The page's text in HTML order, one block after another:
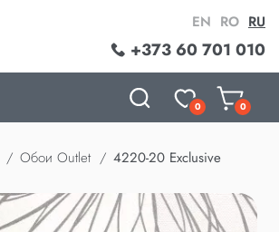
+373 60 701 010
EN RO RU
0 0
Обои Outlet 4220-20 Exclusive